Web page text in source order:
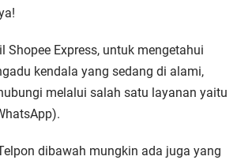
Shopee Express, untuk mengetahui
kendala yang sedang di alami,
melalui salah satu layanan yaitu
dibawah mungkin ada juga yang